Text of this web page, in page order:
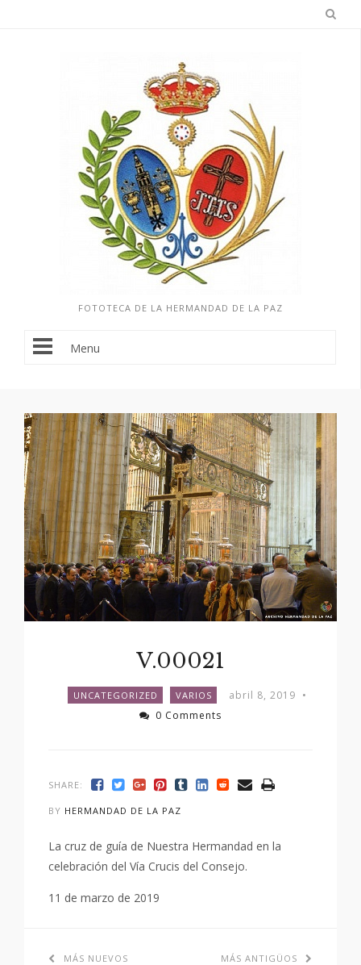
FOTOTECA DE LA HERMANDAD DE LA PAZ
Menu
V.00021
UNCATEGORIZED VARIOS abril 8, 2019 •
0 Comments
SHARE:
BY HERMANDAD DE LA PAZ
La cruz de guía de Nuestra Hermandad en la
celebración del Vía Crucis del Consejo.
11 de marzo de 2019
MÁS NUEVOS MÁS ANTIGÜOS